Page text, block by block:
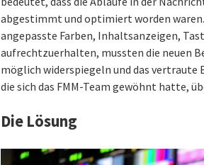
abgestimmt und optimiert worden
angepasste Farben, Inhaltsanzeigen,
aufrechtzuerhalten, mussten die neuen
möglich widerspiegeln und das
die sich das FMM-Team gewöhnt hatte,
Die Lösung